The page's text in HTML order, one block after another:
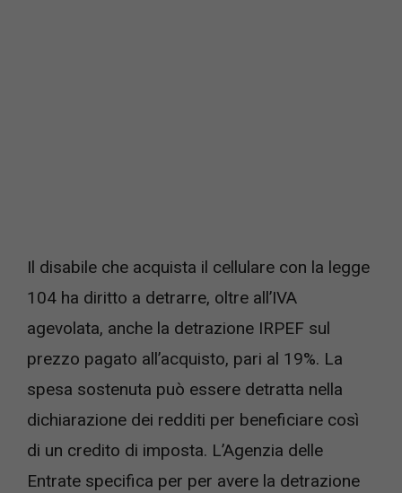
Il disabile che acquista il cellulare con la legge
104 ha diritto a detrarre, oltre all’IVA
agevolata, anche la detrazione IRPEF sul
prezzo pagato all’acquisto, pari al 19%. La
spesa sostenuta può essere detratta nella
dichiarazione dei redditi per beneficiare così
di un credito di imposta. L’Agenzia delle
Entrate specifica per per avere la detrazione